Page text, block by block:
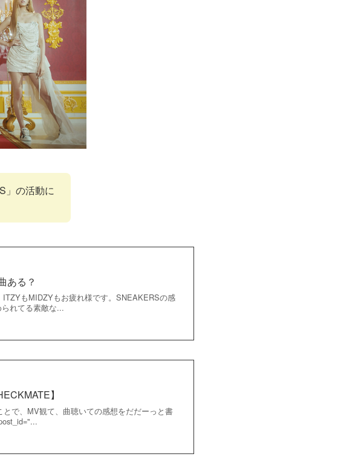
」の活動に
ある？
もMIDZYもお疲れ様です。SNEAKERSの感
れてる素敵な...
】
で、MV観て、曲聴いての感想をだだーっと書